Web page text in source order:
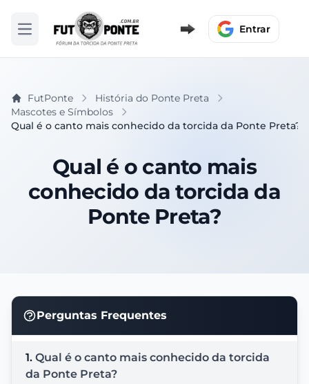
Abrir menu Entrar
FutPonte
História do Ponte Preta
Mascotes e Símbolos
Qual é o canto mais conhecido da torcida da Ponte Preta?
Qual é o canto mais
conhecido da torcida da
Ponte Preta?
Perguntas Frequentes
1. Qual é o canto mais conhecido da torcida
da Ponte Preta?